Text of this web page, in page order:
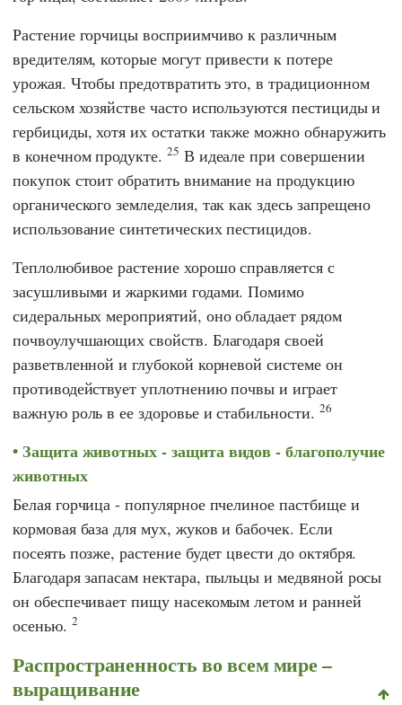
Растение горчицы восприимчиво к различным
вредителям, которые могут привести к потере
урожая. Чтобы предотвратить это, в традиционном
сельском хозяйстве часто используются пестициды и
гербициды, хотя их остатки также можно обнаружить
в конечном продукте. 25 В идеале при совершении
покупок стоит обратить внимание на продукцию
органического земледелия, так как здесь запрещено
использование синтетических пестицидов.
Теплолюбивое растение хорошо справляется с
засушливыми и жаркими годами. Помимо
сидеральных мероприятий, оно обладает рядом
почвоулучшающих свойств. Благодаря своей
разветвленной и глубокой корневой системе он
противодействует уплотнению почвы и играет
важную роль в ее здоровье и стабильности. 26
Защита животных - защита видов - благополучие
животных
Белая горчица - популярное пчелиное пастбище и
кормовая база для мух, жуков и бабочек. Если
посеять позже, растение будет цвести до октября.
Благодаря запасам нектара, пыльцы и медвяной росы
он обеспечивает пищу насекомым летом и ранней
осенью. 2
Распространенность во всем мире –
выращивание